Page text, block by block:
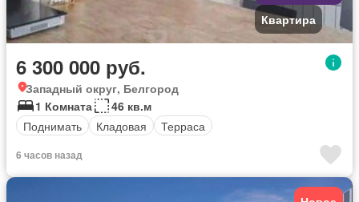
Квартира
6 300 000 руб.
Западный округ, Белгород
1 Комната
46 кв.м
Поднимать
Кладовая Терраса
6 часов назад